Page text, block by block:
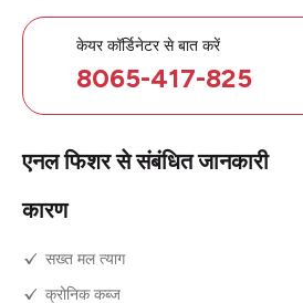
एनल फिशर से संबंधित जानकारी
कारण
सख्त मल त्याग
क्रोनिक कब्ज
केयर कॉर्डिनेटर से बात करें
8065-417-825